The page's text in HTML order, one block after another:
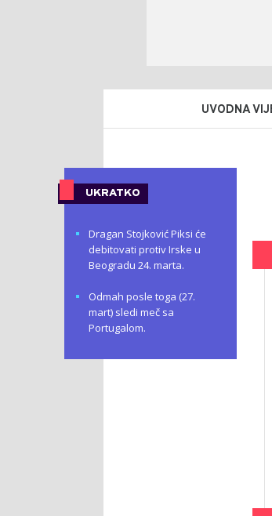
UVODNA
UKRATKO
Dragan Stojković Piksi će
debitovati protiv Irske u
Beogradu 24. marta.
Odmah posle toga (27.
mart) sledi meč sa
Portugalom.